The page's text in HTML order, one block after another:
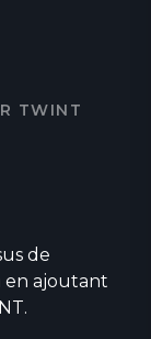
TWINT
de
en ajoutant